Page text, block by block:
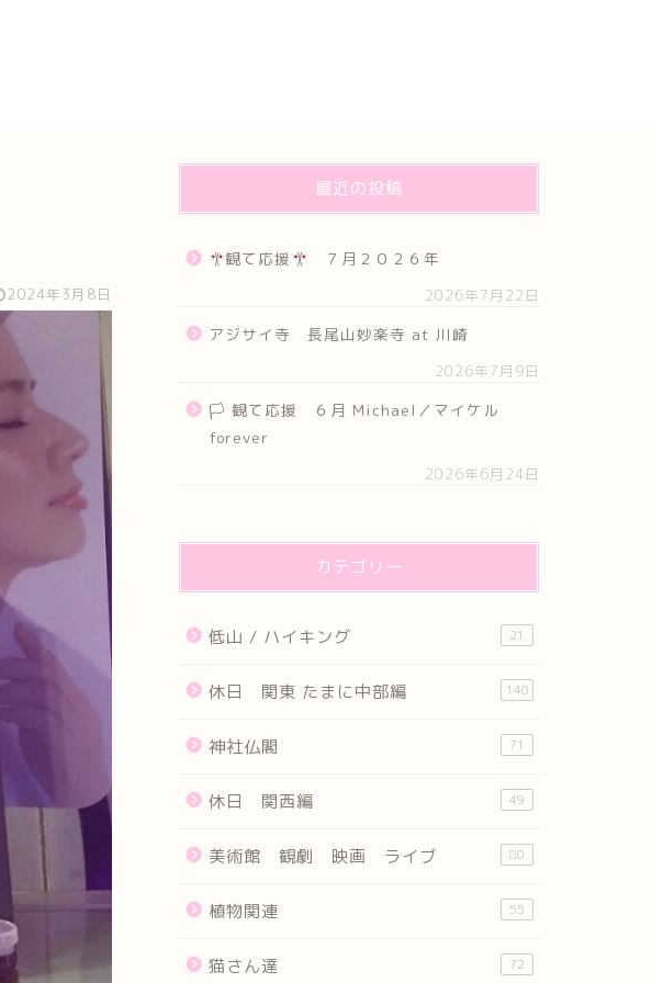
2024年3月8日
最近の投稿
観て応援 ７月２０２６年
2026年7月22日
アジサイ寺 長尾山妙楽寺 at 川崎
2026年7月9日
🏳 観て応援 ６月 Michael／マイケル
forever
2026年6月24日
カテゴリー
低山 / ハイキング 21
休日 関東 たまに中部編 140
神社仏閣 71
休日 関西編 49
美術館 観劇 映画 ライブ 80
植物関連 55
猫さん達 72